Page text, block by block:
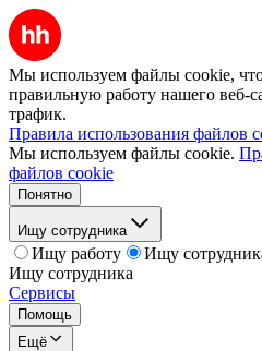
Мы используем файлы cookie,
правильную работу нашего веб-
трафик.
Правила использования файлов
Мы используем файлы cookie.
файлов cookie
Понятно
Ищу сотрудника
Ищу работу
Ищу
Ищу сотрудника
Сервисы
Помощь
Ещё